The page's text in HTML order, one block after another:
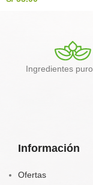
Información
Ofertas
Ingredientes